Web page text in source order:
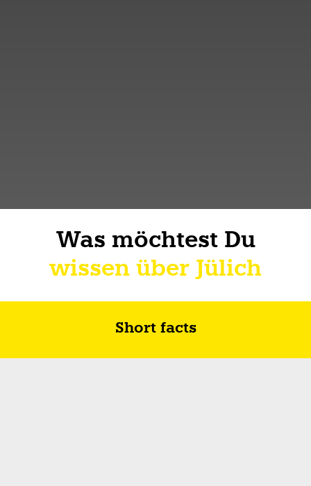
Was möchtest Du
wissen über Jülich
Short facts